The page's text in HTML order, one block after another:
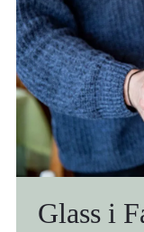
Glass i